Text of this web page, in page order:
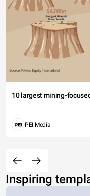
10 largest mining-
PEI Media
Inspiring